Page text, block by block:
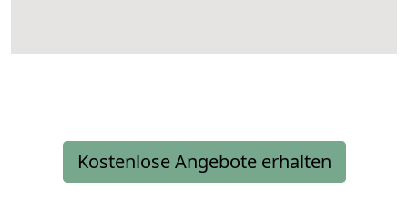
Kostenlose Angebote erhalten